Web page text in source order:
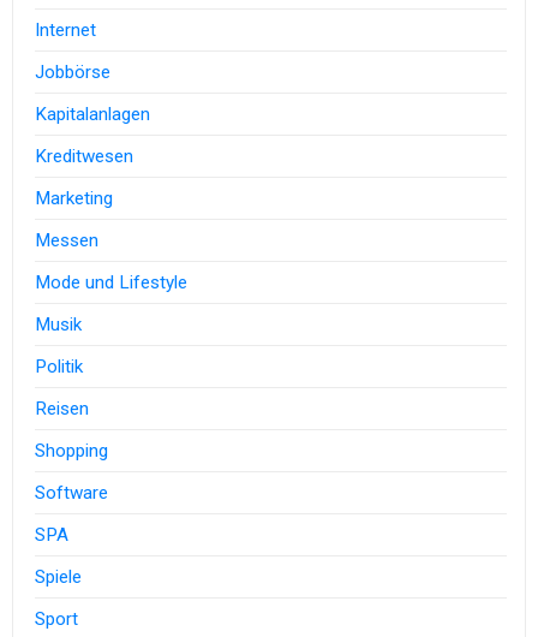
Internet
Jobbörse
Kapitalanlagen
Kreditwesen
Marketing
Messen
Mode und Lifestyle
Musik
Politik
Reisen
Shopping
Software
SPA
Spiele
Sport